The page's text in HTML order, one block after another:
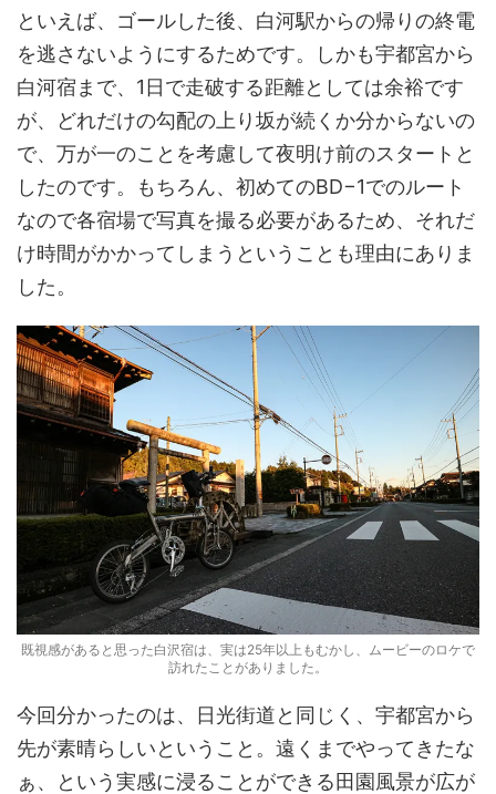
といえば、ゴールした後、白河駅からの帰りの終電
を逃さないようにするためです。しかも宇都宮から
白河宿まで、1日で走破する距離としては余裕です
が、どれだけの勾配の上り坂が続くか分からないの
で、万が一のことを考慮して夜明け前のスタートと
したのです。もちろん、初めてのBD−1でのルート
なので各宿場で写真を撮る必要があるため、それだ
け時間がかかってしまうということも理由にありま
した。
既視感があると思った白沢宿は、実は25年以上もむかし、ムービーのロケで
訪れたことがありました。
今回分かったのは、日光街道と同じく、宇都宮から
先が素晴らしいということ。遠くまでやってきたな
ぁ、という実感に浸ることができる田園風景が広が